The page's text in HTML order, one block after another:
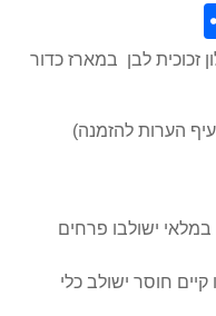
זכוכית לבן במארז כדור
הערות להזמנה)
ישולבו פרחים
חוסר ישולב כלי